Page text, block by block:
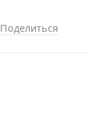
Поделиться